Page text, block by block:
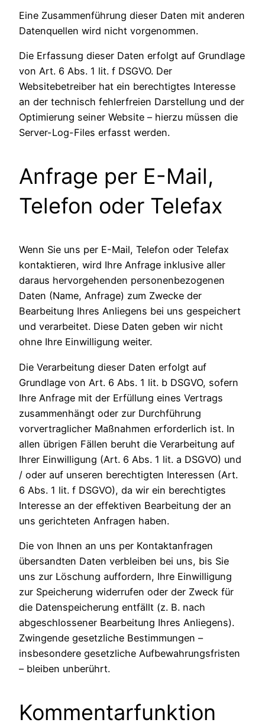
Eine Zusammenführung dieser Daten mit anderen
Datenquellen wird nicht vorgenommen.
Die Erfassung dieser Daten erfolgt auf Grundlage
von Art. 6 Abs. 1 lit. f DSGVO. Der
Websitebetreiber hat ein berechtigtes Interesse
an der technisch fehlerfreien Darstellung und der
Optimierung seiner Website – hierzu müssen die
Server-Log-Files erfasst werden.
Anfrage per E-Mail,
Telefon oder Telefax
Wenn Sie uns per E-Mail, Telefon oder Telefax
kontaktieren, wird Ihre Anfrage inklusive aller
daraus hervorgehenden personenbezogenen
Daten (Name, Anfrage) zum Zwecke der
Bearbeitung Ihres Anliegens bei uns gespeichert
und verarbeitet. Diese Daten geben wir nicht
ohne Ihre Einwilligung weiter.
Die Verarbeitung dieser Daten erfolgt auf
Grundlage von Art. 6 Abs. 1 lit. b DSGVO, sofern
Ihre Anfrage mit der Erfüllung eines Vertrags
zusammenhängt oder zur Durchführung
vorvertraglicher Maßnahmen erforderlich ist. In
allen übrigen Fällen beruht die Verarbeitung auf
Ihrer Einwilligung (Art. 6 Abs. 1 lit. a DSGVO) und
/ oder auf unseren berechtigten Interessen (Art.
6 Abs. 1 lit. f DSGVO), da wir ein berechtigtes
Interesse an der effektiven Bearbeitung der an
uns gerichteten Anfragen haben.
Die von Ihnen an uns per Kontaktanfragen
übersandten Daten verbleiben bei uns, bis Sie
uns zur Löschung auffordern, Ihre Einwilligung
zur Speicherung widerrufen oder der Zweck für
die Datenspeicherung entfällt (z. B. nach
abgeschlossener Bearbeitung Ihres Anliegens).
Zwingende gesetzliche Bestimmungen –
insbesondere gesetzliche Aufbewahrungsfristen
– bleiben unberührt.
Kommentarfunktion